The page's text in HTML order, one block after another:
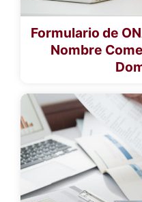
Formulario de
Nombre